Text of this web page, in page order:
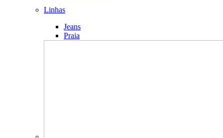
Linhas
Jeans
Praia